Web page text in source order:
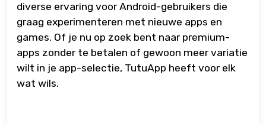
diverse ervaring voor Android-gebruikers die
graag experimenteren met nieuwe apps en
games. Of je nu op zoek bent naar premium-
apps zonder te betalen of gewoon meer variatie
wilt in je app-selectie, TutuApp heeft voor elk
wat wils.